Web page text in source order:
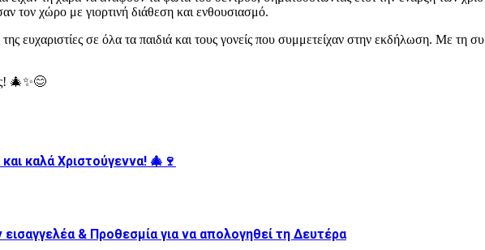
τον χώρο με γιορτινή διάθεση και ενθουσιασμό.
ευχαριστίες σε όλα τα παιδιά και τους γονείς που συμμετείχαν στην εκδήλωση. Με
🎄✨😊
καλά Χριστούγεννα! 🎄🍷
& Προθεσμία για να απολογηθεί τη Δευτέρα